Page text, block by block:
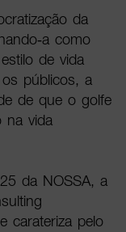
da
a como
de vida
públicos, a
de que o golfe
na vida
da NOSSA, a
carateriza pelo